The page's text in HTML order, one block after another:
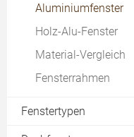
Fensterlüfter
Richtig lüften
Reinigen
Fenstersanierung
Aluminiumfenster
Holz-Alu-Fenster
Material-Vergleich
Fensterrahmen
Fenstertypen